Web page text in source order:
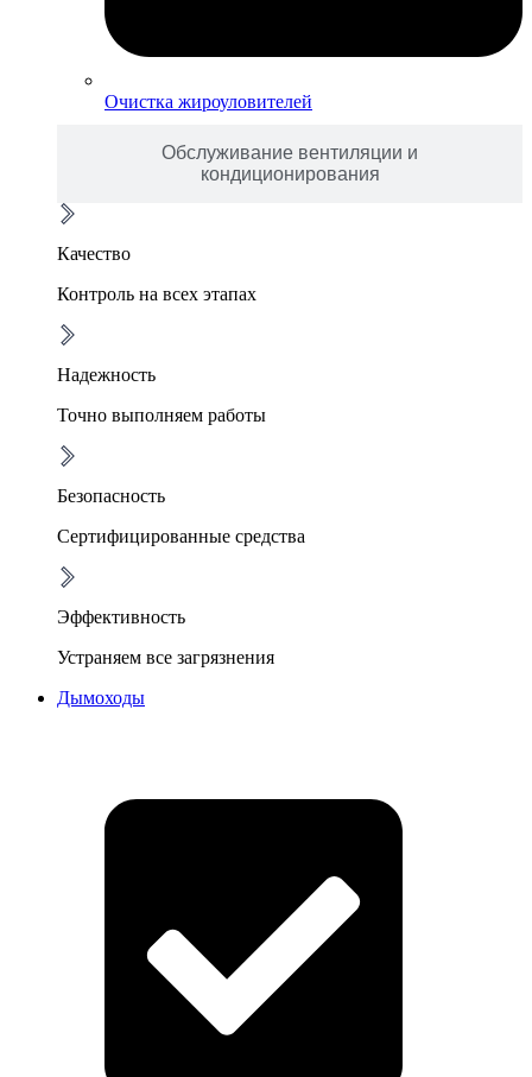
Обслуживание вентиляции и
кондиционирования
Очистка жироуловителей
Качество
Контроль на всех этапах
Надежность
Точно выполняем работы
Безопасность
Сертифицированные средства
Эффективность
Устраняем все загрязнения
Дымоходы